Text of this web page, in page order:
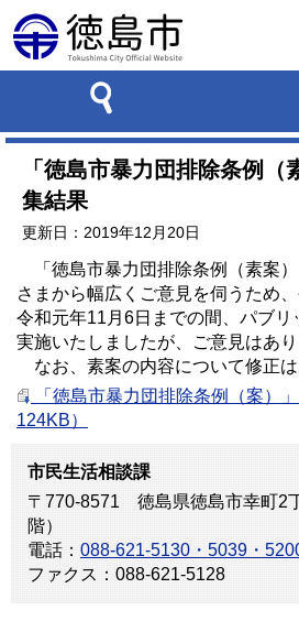
「徳島市暴力団排除条例
集結果
更新日：2019年12月20日
「徳島市暴力団排除条例（素案
さまから幅広くご意見を伺うため
令和元年11月6日までの間、パブリ
実施いたしましたが、ご意見はあり
なお、素案の内容について修正は
「徳島市暴力団排除条例（案）
124KB）
市民生活相談課
〒770-8571 徳島県徳島市幸町2
階）
電話： 088-621-5130・5039・
ファクス：088-621-5128